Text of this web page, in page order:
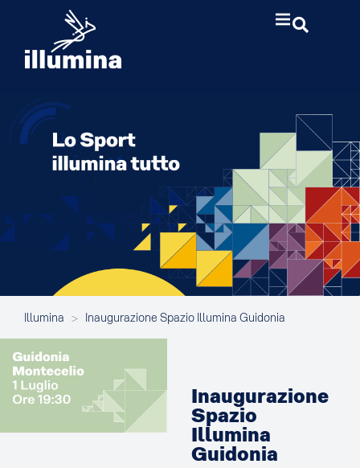
Illumina > Inaugurazione Spazio Illumina Guidonia
Inaugurazione
Spazio
Illumina
Guidonia